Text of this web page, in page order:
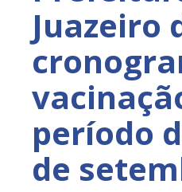
Juazeiro
período
de